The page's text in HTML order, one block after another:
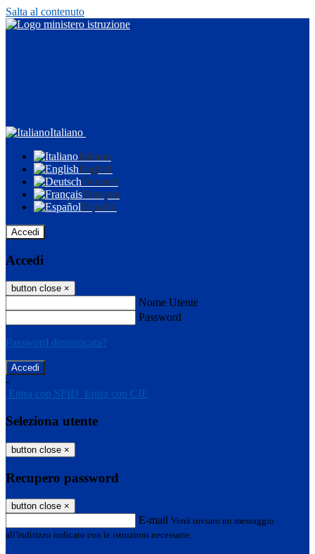
Salta al contenuto
Italiano
Italiano
English
Deutsch
Français
Español
Accedi
Accedi
button close ×
Nome Utente
Password
Password dimenticata?
-
Entra con SPID Entra con CIE
Seleziona utente
button close ×
Recupero password
button close ×
E-mail Verrà inviato un messaggio
all'indirizzo indicato con le istruzioni necessarie.